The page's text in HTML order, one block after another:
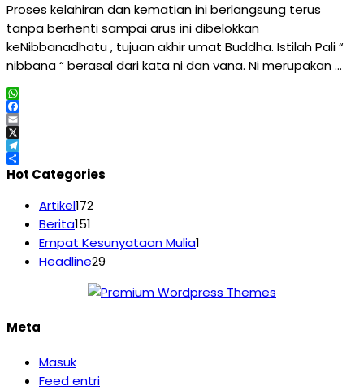
Proses kelahiran dan kematian ini berlangsung terus
tanpa berhenti sampai arus ini dibelokkan
keNibbanadhatu , tujuan akhir umat Buddha. Istilah Pali “
nibbana “ berasal dari kata ni dan vana. Ni merupakan …
WhatsApp
Facebook
Email
X
Telegram
Share
Hot Categories
Artikel172
Berita151
Empat Kesunyataan Mulia1
Headline29
Meta
Masuk
Feed entri